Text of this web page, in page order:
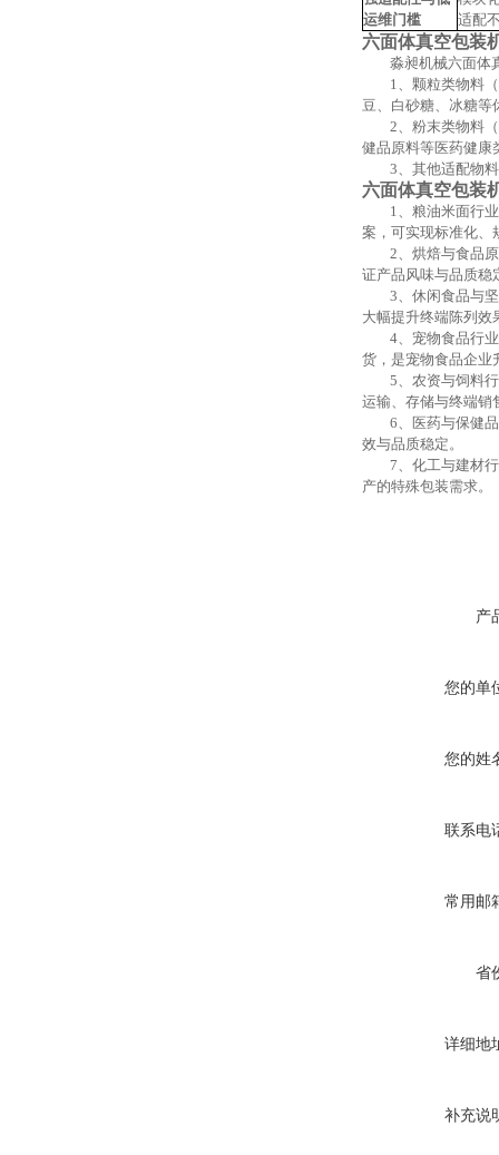
运维门槛
适配
六面体真空包装
淼昶机械六面体
1、颗粒类物料
豆、白砂糖、冰糖等
2、粉末类物料
健品原料等医药健康
3、其他适配物
六面体真空包装
1、粮油米面行
案，可实现标准化、
2、烘焙与食品
证产品风味与品质稳
3、休闲食品与
大幅提升终端陈列效
4、宠物食品行
货，是宠物食品企业
5、农资与饲料
运输、存储与终端销
6、医药与保健
效与品质稳定。
7、化工与建材
产的特殊包装需求。
产
您的单
您的姓
联系电
常用邮
省
详细地
补充说